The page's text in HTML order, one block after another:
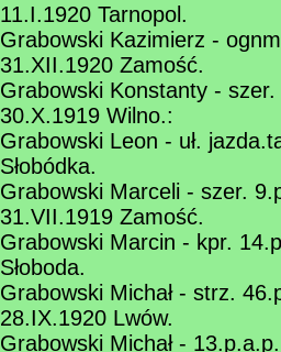
11.I.1920 Tarnopol.
Grabowski Kazimierz -
31.XII.1920 Zamość.
Grabowski Konstanty -
30.X.1919 Wilno.:
Grabowski Leon - uł.
Słobódka.
Grabowski Marceli - szer.
31.VII.1919 Zamość.
Grabowski Marcin - kpr.
Słoboda.
Grabowski Michał - strz.
28.IX.1920 Lwów.
Grabowski Michał -